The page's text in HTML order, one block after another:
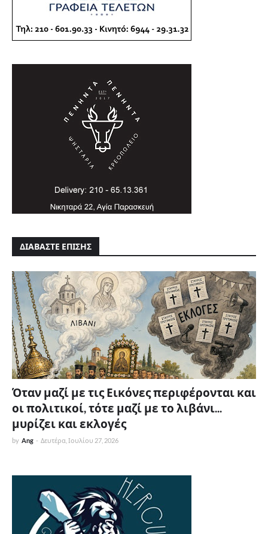
ΔΙΑΒΑΣΤΕ ΕΠΙΣΗΣ
Όταν μαζί με τις Εικόνες περιφέρονται και
οι πολιτικοί, τότε μαζί με το λιβάνι...
μυρίζει και εκλογές
by Ang - Δευτέρα, Ιουλίου 27, 2026